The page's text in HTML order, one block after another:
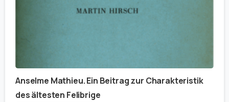
Anselme Mathieu. Ein Beitrag zur Charakteristik
des ältesten Felibrige